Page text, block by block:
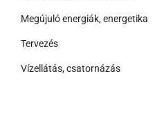
Megújuló energiák, energetika
Tervezés
Vízellátás, csatornázás